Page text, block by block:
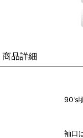
商品詳細
90's
袖口